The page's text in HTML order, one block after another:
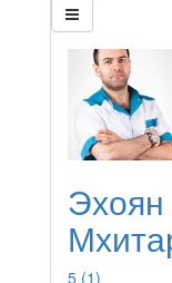
5 (1)